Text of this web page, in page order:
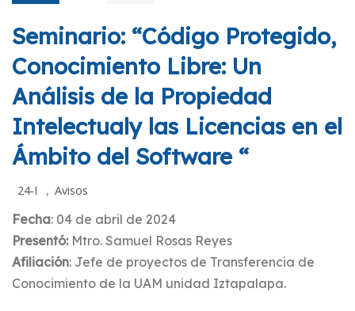
Seminario: “Código Protegido,
Conocimiento Libre: Un
Análisis de la Propiedad
Intelectualy las Licencias en el
Ámbito del Software “
24-I , Avisos
Fecha: 04 de abril de 2024
Presentó:Mtro. Samuel Rosas Reyes
Afiliación: Jefe de proyectos de Transferencia de
Conocimiento de la UAM unidad Iztapalapa.